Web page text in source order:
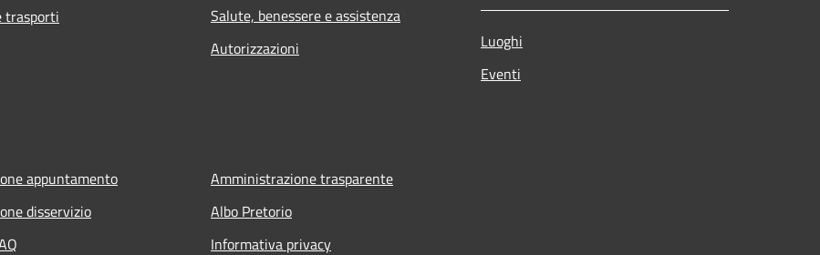
trasporti
Salute, benessere e assistenza
Autorizzazioni
Luoghi
Eventi
appuntamento
disservizio
Amministrazione trasparente
Albo Pretorio
Informativa privacy